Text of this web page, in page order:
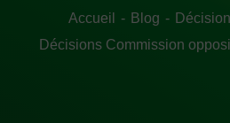
Accueil Blog
Décisions Commission